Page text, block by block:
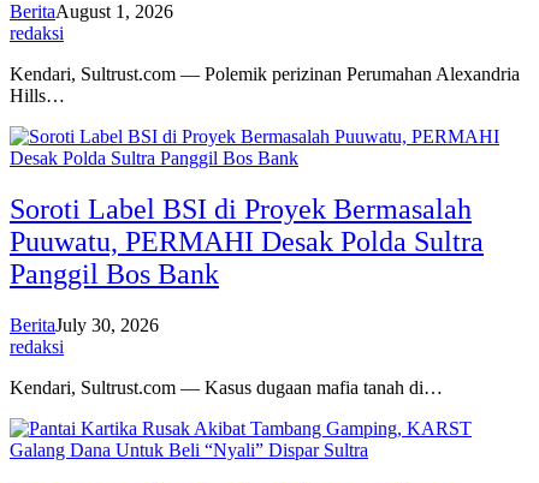
BeritaAugust 1, 2026
redaksi
Kendari, Sultrust.com — Polemik perizinan Perumahan Alexandria
Hills…
Soroti Label BSI di Proyek Bermasalah
Puuwatu, PERMAHI Desak Polda Sultra
Panggil Bos Bank
BeritaJuly 30, 2026
redaksi
Kendari, Sultrust.com — Kasus dugaan mafia tanah di…